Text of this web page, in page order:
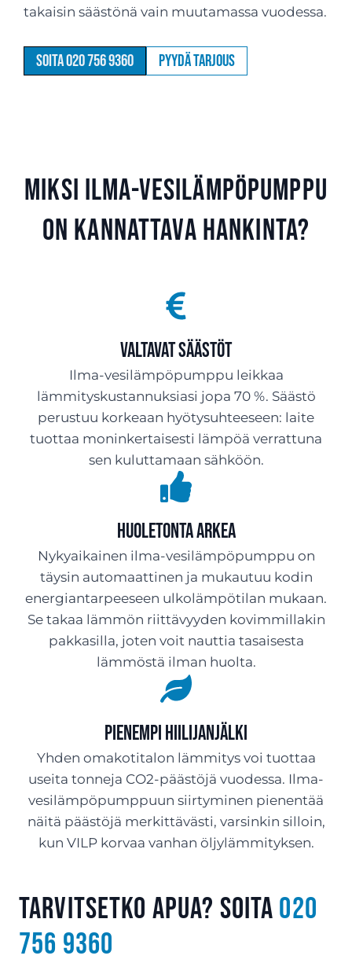
takaisin säästönä vain muutamassa vuodessa.
Soita 020 756 9360 Pyydä tarjous
Miksi ilma-vesilämpöpumppu
on kannattava hankinta?
Valtavat säästöt
Ilma-vesilämpöpumppu leikkaa
lämmityskustannuksiasi jopa 70 %. Säästö
perustuu korkeaan hyötysuhteeseen: laite
tuottaa moninkertaisesti lämpöä verrattuna
sen kuluttamaan sähköön.
Huoletonta arkea
Nykyaikainen ilma-vesilämpöpumppu on
täysin automaattinen ja mukautuu kodin
energiantarpeeseen ulkolämpötilan mukaan.
Se takaa lämmön riittävyyden kovimmillakin
pakkasilla, joten voit nauttia tasaisesta
lämmöstä ilman huolta.
Pienempi hiilijanjälki
Yhden omakotitalon lämmitys voi tuottaa
useita tonneja CO2-päästöjä vuodessa. Ilma-
vesilämpöpumppuun siirtyminen pienentää
näitä päästöjä merkittävästi, varsinkin silloin,
kun VILP korvaa vanhan öljylämmityksen.
Tarvitsetko apua? Soita 020
756 9360